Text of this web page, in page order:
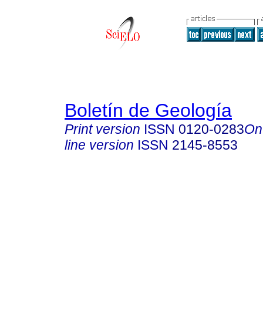
Boletín de Geología
Print version ISSN 0120-0283
line version ISSN 2145-8553